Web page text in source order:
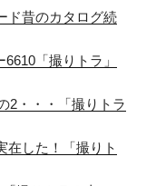
ド昔のカタログ続
「撮りトラ」
2・・・「撮りトラ
在した！「撮りト